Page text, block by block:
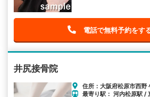
電話で無料予約をす
井尻接骨院
住所：大阪府松原市西
最寄り駅： 河内松原駅 /